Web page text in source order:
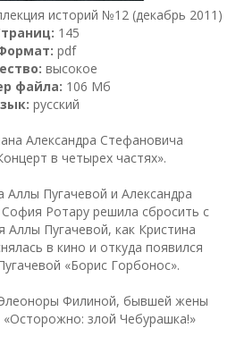
историй №12 (декабрь 2011)
145
pdf
высокое
файла: 106 Мб
русский
Александра Стефановича
в четырех частях».
Аллы Пугачевой и Александра
Ротару решила сбросить с
Аллы Пугачевой, как Кристина
в кино и откуда появился
«Борис Горбонос».
Филиной, бывшей жены
«Осторожно: злой Чебурашка!»